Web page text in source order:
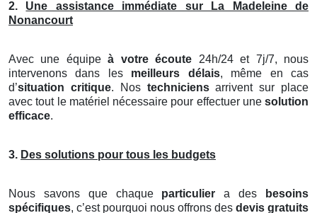
2. Une assistance immédiate sur La Madeleine de
Nonancourt
Avec une équipeà votre écoute 24h/24 et 7j/7, nous
intervenons dans les meilleurs délais, même en cas
d’situation critique. Nos techniciensarrivent sur place
avec tout le matériel nécessaire pour effectuer une solution
efficace.
3. Des solutions pour tous les budgets
Nous savons que chaque particulier a des
besoins
spécifiques, c’est pourquoi nous offrons des devis gratuits